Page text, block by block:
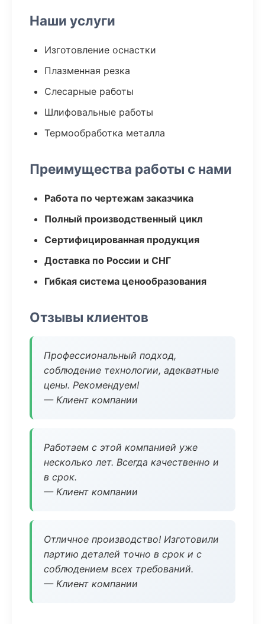
Наши услуги
Изготовление оснастки
Плазменная резка
Слесарные работы
Шлифовальные работы
Термообработка металла
Преимущества работы с нами
Работа по чертежам заказчика
Полный производственный цикл
Сертифицированная продукция
Доставка по России и СНГ
Гибкая система ценообразования
Отзывы клиентов
Профессиональный подход,
соблюдение технологии, адекватные
цены. Рекомендуем!
— Клиент компании
Работаем с этой компанией уже
несколько лет. Всегда качественно и
в срок.
— Клиент компании
Отличное производство! Изготовили
партию деталей точно в срок и с
соблюдением всех требований.
— Клиент компании